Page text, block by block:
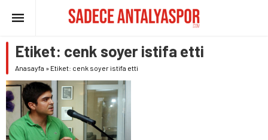
Etiket: cenk soyer istifa etti
Anasayfa » Etiket: cenk soyer istifa etti